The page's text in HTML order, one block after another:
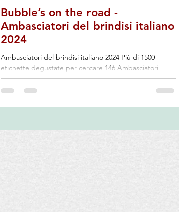
Bubble’s on the road -
Ambasciatori del brindisi italiano
2024
Ambasciatori del brindisi italiano 2024 Più di 1500
etichette degustate per cercare 146 Ambasciatori
Come ogni anno, anche nel 2024 con Bubble’s on the
road abbiamo affrontato un tour di poco più di 30.000
portato in Sicilia, poi dalle Puglie fino in Friuli e in Alto
organizzato per avere l’opportunità di capire quale